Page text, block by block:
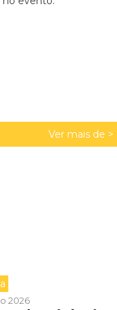
Ver mais de >
2026